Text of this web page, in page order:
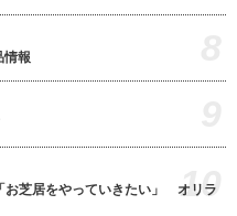
情報
お芝居をやっていきたい」 オリラ
10